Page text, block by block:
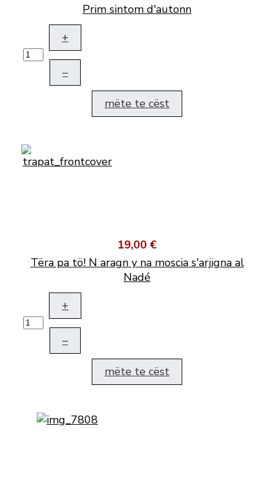
Prim sintom d'autonn
+
–
mëte te cëst
19,00 €
Tëra pa tö! N aragn y na moscia s'arjigna al
Nadé
+
–
mëte te cëst